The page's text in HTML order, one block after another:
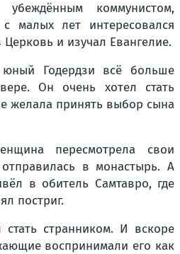
коммунистом,
малых лет интересовался
и изучал Евангелие.
Годердзи всё больше
Он очень хотел стать
желала принять выбор сына
пересмотрела свои
в монастырь. А
в обитель Самтавро, где
постриг.
странником. И вскоре
воспринимали его как